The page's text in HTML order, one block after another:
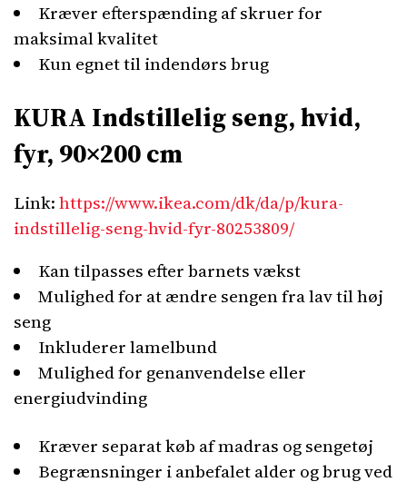
Kræver efterspænding af skruer for
maksimal kvalitet
Kun egnet til indendørs brug
KURA Indstillelig seng, hvid,
fyr, 90×200 cm
Link:https://www.ikea.com/dk/da/p/kura-
indstillelig-seng-hvid-fyr-80253809/
Kan tilpasses efter barnets vækst
Mulighed for at ændre sengen fra lav til høj
seng
Inkluderer lamelbund
Mulighed for genanvendelse eller
energiudvinding
Kræver separat køb af madras og sengetøj
Begrænsninger i anbefalet alder og brug ved